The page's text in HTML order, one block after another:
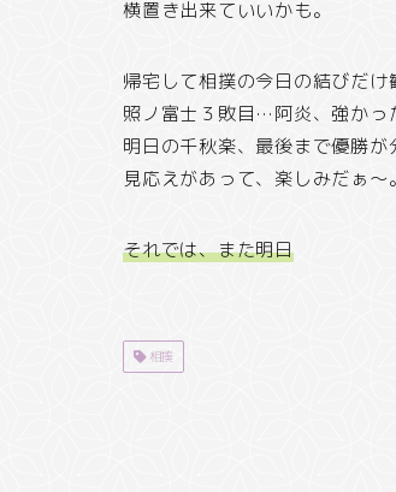
横置き出来ていいかも。
帰宅して相撲の今日の結びだけ
照ノ富士３敗目…阿炎、強かっ
明日の千秋楽、最後まで優勝が
見応えがあって、楽しみだぁ～。
それでは、また明日
相撲